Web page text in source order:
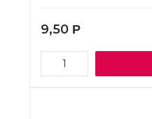
9,50 Р